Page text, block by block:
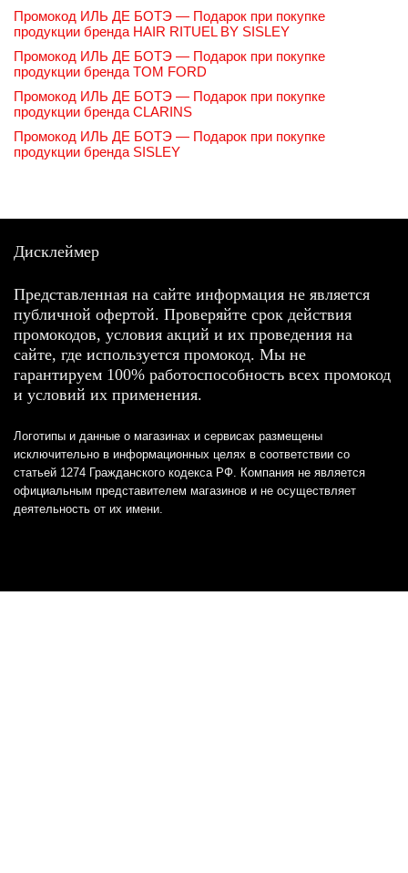
Промокод ИЛЬ ДЕ БОТЭ — Подарок при покупке
продукции бренда HAIR RITUEL BY SISLEY
Промокод ИЛЬ ДЕ БОТЭ — Подарок при покупке
продукции бренда TOM FORD
Промокод ИЛЬ ДЕ БОТЭ — Подарок при покупке
продукции бренда CLARINS
Промокод ИЛЬ ДЕ БОТЭ — Подарок при покупке
продукции бренда SISLEY
Дисклеймер
Представленная на сайте информация не является
публичной офертой. Проверяйте срок действия
промокодов, условия акций и их проведения на
сайте, где используется промокод. Мы не
гарантируем 100% работоспособность всех промокод
и условий их применения.
Логотипы и данные о магазинах и сервисах размещены
исключительно в информационных целях в соответствии со
статьей 1274 Гражданского кодекса РФ. Компания не является
официальным представителем магазинов и не осуществляет
деятельность от их имени.